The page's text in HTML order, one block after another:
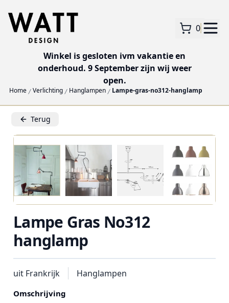
0
Winkel is gesloten ivm vakantie en
onderhoud. 9 September zijn wij weer
open.
Home Verlichting Hanglampen Lampe-gras-no312-hanglamp
Terug
Lampe Gras No312
hanglamp
uit Frankrijk Hanglampen
Omschrijving